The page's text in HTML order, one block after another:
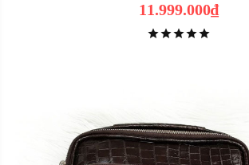
11.999.000₫